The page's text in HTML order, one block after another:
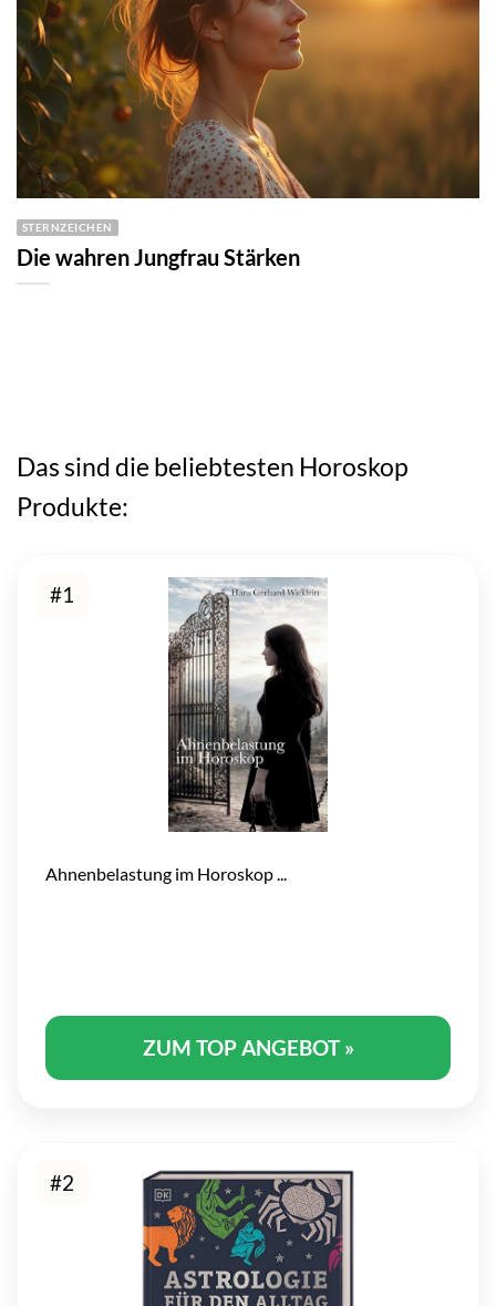
STERNZEICHEN
Die wahren Jungfrau Stärken
Das sind die beliebtesten Horoskop
Produkte:
#1
Ahnenbelastung im Horoskop ...
ZUM TOP ANGEBOT »
#2